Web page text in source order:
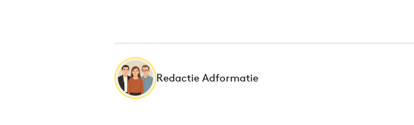
Redactie Adformatie